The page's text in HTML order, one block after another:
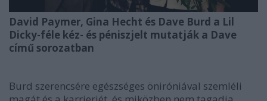
David Paymer, Gina Hecht és Dave Burd a Lil
Dicky-féle kéz- és péniszjelt mutatják a Dave
című sorozatban
Burd szerencsére egészséges öniróniával szemléli